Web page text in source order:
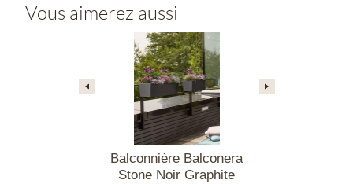
Vous aimerez aussi
Balconnière Balconera
Stone Noir Graphite